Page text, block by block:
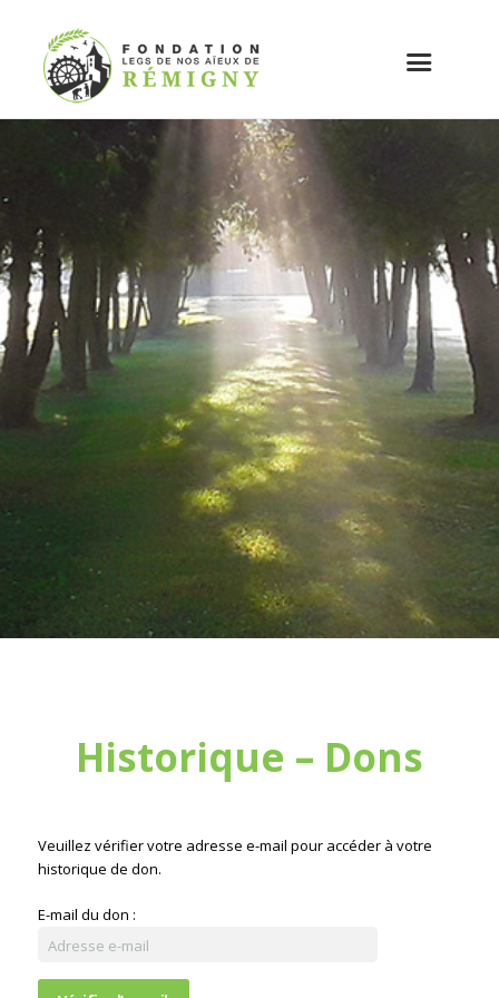
Historique – Dons
Veuillez vérifier votre adresse e-mail pour accéder à votre
historique de don.
E-mail du don :